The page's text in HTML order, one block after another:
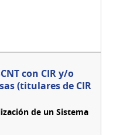
con CIR y/o
(titulares de CIR
de un Sistema